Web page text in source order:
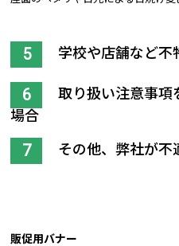
学校や店舗など不
取り扱い注意事項
場合
その他、弊社が不
販促用バナー